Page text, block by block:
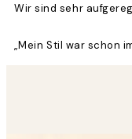
Wir sind sehr
„Mein Stil war schon